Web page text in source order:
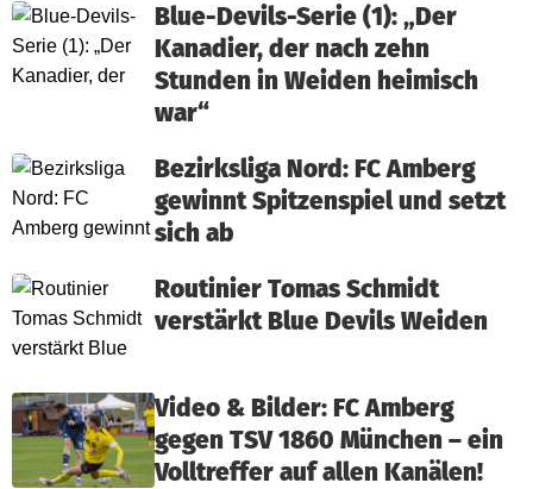
Blue-Devils-Serie (1): „Der
Kanadier, der nach zehn
Stunden in Weiden heimisch
war“
Bezirksliga Nord: FC Amberg
gewinnt Spitzenspiel und setzt
sich ab
Routinier Tomas Schmidt
verstärkt Blue Devils Weiden
Video & Bilder: FC Amberg
gegen TSV 1860 München – ein
Volltreffer auf allen Kanälen!